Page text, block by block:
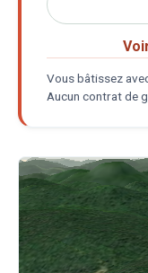
Vous bâtissez
Aucun contrat de
Localisation